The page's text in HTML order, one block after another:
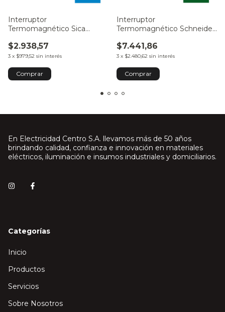
Interruptor
Termomagnético Sica
$2.938,57
3 x $979,52 sin interés
Interruptor
Termomagnético Schneider
$7.441,86
3 x $2.480,62 sin interés
En Electricidad Centro S.A. llevamos más de 50 años
brindando calidad, confianza e innovación en materiales
eléctricos, iluminación e insumos industriales y domiciliarios.
Categorías
Inicio
Productos
Servicios
Sobre Nosotros